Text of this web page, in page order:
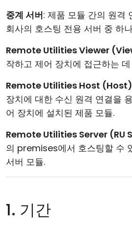
중계 서버: 제품 모듈 간의 원격
회사의 호스팅 전용 서버 중 하
Remote Utilities Viewer
작하고 제어 장치에 접근하는
Remote Utilities Host (Host)
장치에 대한 수신 원격 연결을
어 장치에 설치된 제품 모듈.
Remote Utilities Server (RU
의 premises에서 호스팅할 수
서버 모듈.
1. 기간